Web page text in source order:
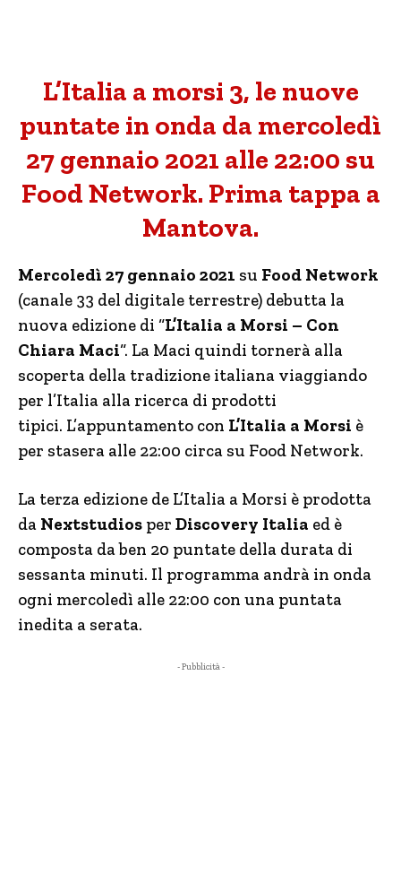
L’Italia a morsi 3, le nuove
puntate in onda da mercoledì
27 gennaio 2021 alle 22:00 su
Food Network. Prima tappa a
Mantova.
Mercoledì 27 gennaio 2021 su Food Network
(canale 33 del digitale terrestre) debutta la
nuova edizione di “L’Italia a Morsi – Con
Chiara Maci“. La Maci quindi tornerà alla
scoperta della tradizione italiana viaggiando
per l’Italia alla ricerca di prodotti
tipici. L’appuntamento con L’Italia a Morsi è
per stasera alle 22:00 circa su Food Network.
La terza edizione de L’Italia a Morsi è prodotta
da Nextstudios per Discovery Italia ed è
composta da ben 20 puntate della durata di
sessanta minuti. Il programma andrà in onda
ogni mercoledì alle 22:00 con una puntata
inedita a serata.
- Pubblicità -